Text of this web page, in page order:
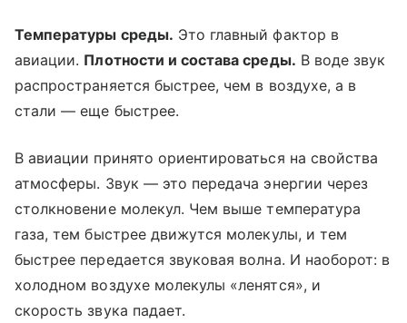
Температуры среды. Это главный фактор в
авиации. Плотности и состава среды. В воде звук
распространяется быстрее, чем в воздухе, а в
стали — еще быстрее.
В авиации принято ориентироваться на свойства
атмосферы. Звук — это передача энергии через
столкновение молекул. Чем выше температура
газа, тем быстрее движутся молекулы, и тем
быстрее передается звуковая волна. И наоборот: в
холодном воздухе молекулы «ленятся», и
скорость звука падает.